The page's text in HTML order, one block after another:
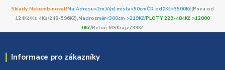
Sklady Nekombinovat!Na Adresu<2m,Výd.místa<50cmČR od0Kč>3500Kč(Pneu od
124Kč/Ks 4Ks/248-596Kč),Nadrozměr<300cm >219Kč/PLOTY 229-484Kč >12000
0Kč/Beton MSKraj>799Kč
Informace pro zákazníky